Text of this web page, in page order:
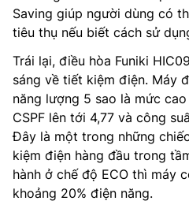
Saving giúp người dùng có
tiêu thụ nếu biết cách sử
Trái lại, điều hòa Funiki
sáng về tiết kiệm điện. Máy
năng lượng 5 sao là mức
CSPF lên tới 4,77 và công
Đây là một trong những
kiệm điện hàng đầu trong
hành ở chế độ ECO thì máy
khoảng 20% điện năng.